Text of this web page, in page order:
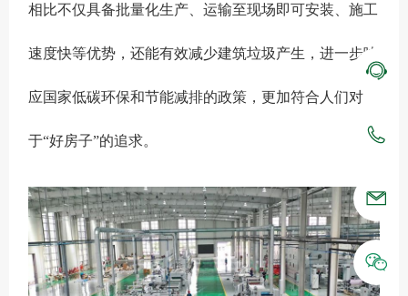
相比不仅具备批量化生产、运输至现场即可安装、施工
速度快等优势，还能有效减少建筑垃圾产生，进一步响
应国家低碳环保和节能减排的政策，更加符合人们对
于“好房子”的追求。